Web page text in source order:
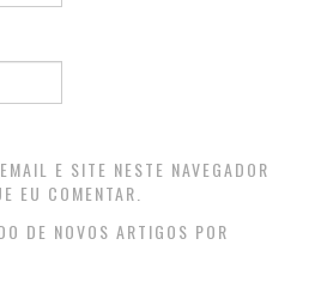
E SITE NESTE NAVEGADOR
EU COMENTAR.
DE NOVOS ARTIGOS POR